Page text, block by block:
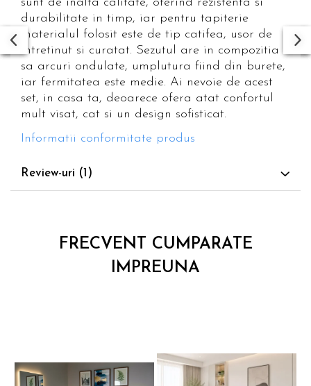
durabilitate in timp, iar pentru tapiterie
materialul folosit este de tip catifea, usor de
intretinut si curatat. Sezutul are in compozitia
sa arcuri ondulate, umplutura fiind din burete,
iar fermitatea este medie. Ai nevoie de acest
set, in casa ta, deoarece ofera atat confortul
mult visat, cat si un design sofisticat.
Informatii conformitate produs
Review-uri (1)
FRECVENT CUMPARATE
IMPREUNA